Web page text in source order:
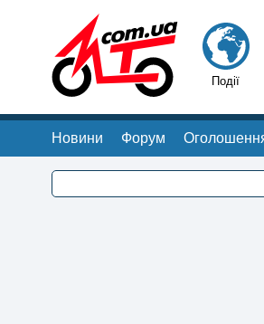
Події
Новини Форум